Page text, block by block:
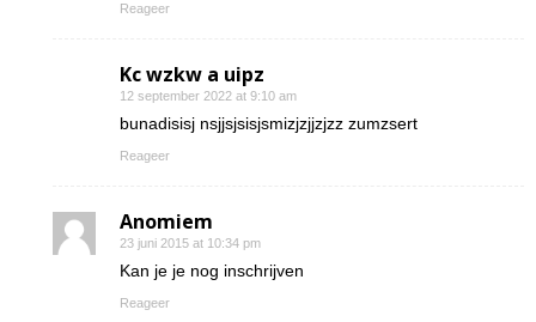
Reageer
Kc wzkw a uipz
12 september 2022 at 9:10 am
bunadisisj nsjjsjsisjsmizjzjjzjzz zumzsert
Reageer
Anomiem
23 juni 2015 at 10:34 pm
Kan je je nog inschrijven
Reageer